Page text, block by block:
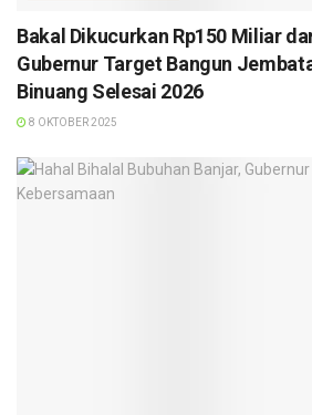
Bakal Dikucurkan Rp150 Miliar
Gubernur Target Bangun
Binuang Selesai 2026
8 OKTOBER 2025